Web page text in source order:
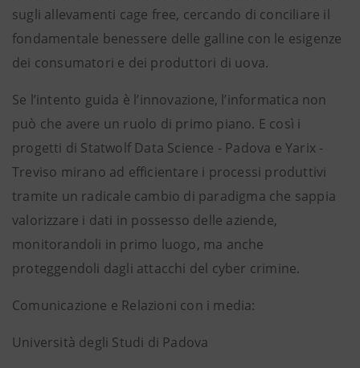
sugli allevamenti cage free, cercando di conciliare il
fondamentale benessere delle galline con le esigenze
dei consumatori e dei produttori di uova.
Se l’intento guida è l’innovazione, l’informatica non
può che avere un ruolo di primo piano. E così i
progetti di Statwolf Data Science - Padova e Yarix -
Treviso mirano ad efficientare i processi produttivi
tramite un radicale cambio di paradigma che sappia
valorizzare i dati in possesso delle aziende,
monitorandoli in primo luogo, ma anche
proteggendoli dagli attacchi del cyber crimine.
Comunicazione e Relazioni con i media:
Università degli Studi di Padova